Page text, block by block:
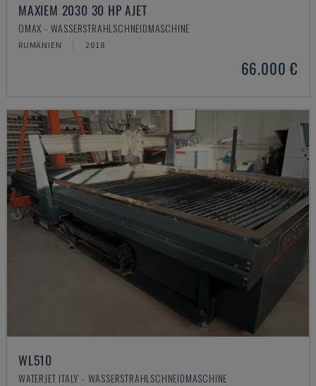
MAXIEM 2030 30 HP AJET
OMAX - WASSERSTRAHLSCHNEIDMASCHINE
RUMÄNIEN 2018
66.000 €
WL510
WATERJET ITALY - WASSERSTRAHLSCHNEIDMASCHINE